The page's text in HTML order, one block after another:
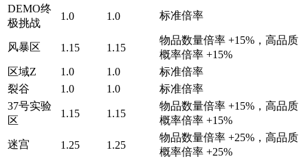
DEMO终
极挑战
1.0 1.0 标准倍率
风暴区 1.15 1.15
物品数量倍率 +15%，高品质
概率倍率 +15%
区域Z
1.0 1.0
标准倍率
裂谷
1.0 1.0
标准倍率
37号实验
区
1.15 1.15
物品数量倍率 +15%，高品质
概率倍率 +15%
迷宫 1.25 1.25
物品数量倍率 +25%，高品质
概率倍率 +25%